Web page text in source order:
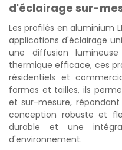
d'éclairage sur-
Les profilés en aluminium
applications d'éclairage
une diffusion
thermique efficace, ces
résidentiels et
formes et tailles, ils
et sur-mesure, répondant
conception robuste et
durable et une
d'environnement.